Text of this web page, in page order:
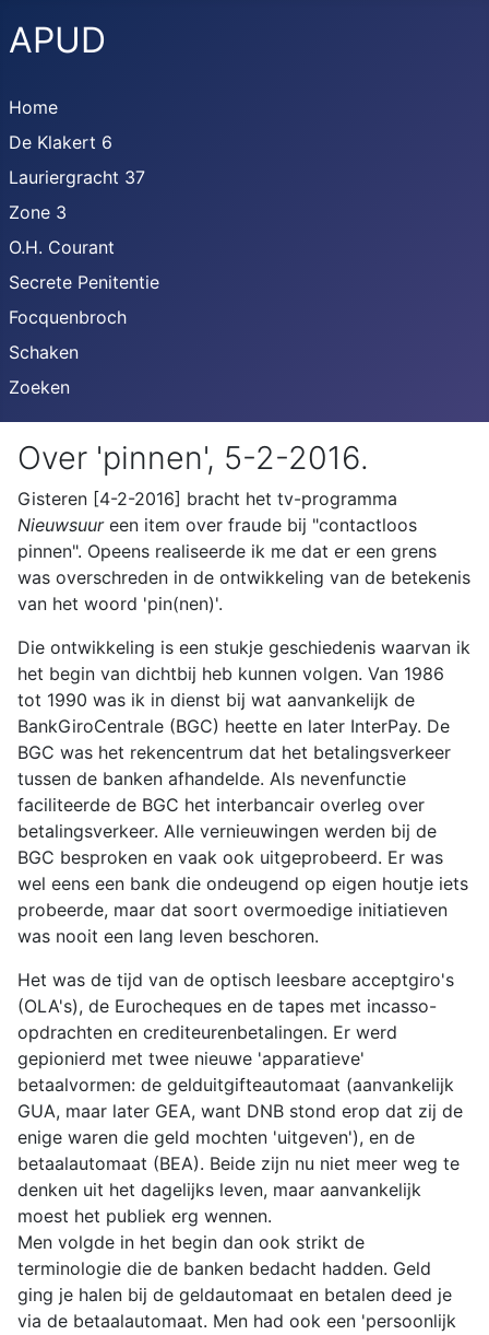
APUD
Home
De Klakert 6
Lauriergracht 37
Zone 3
O.H. Courant
Secrete Penitentie
Focquenbroch
Schaken
Zoeken
Over 'pinnen', 5-2-2016.
Gisteren [4-2-2016] bracht het tv-programma
Nieuwsuureen item over fraude bij "contactloos
pinnen". Opeens realiseerde ik me dat er een grens
was overschreden in de ontwikkeling van de betekenis
van het woord 'pin(nen)'.
Die ontwikkeling is een stukje geschiedenis waarvan ik
het begin van dichtbij heb kunnen volgen. Van 1986
tot 1990 was ik in dienst bij wat aanvankelijk de
BankGiroCentrale (BGC) heette en later InterPay. De
BGC was het rekencentrum dat het betalingsverkeer
tussen de banken afhandelde. Als nevenfunctie
faciliteerde de BGC het interbancair overleg over
betalingsverkeer. Alle vernieuwingen werden bij de
BGC besproken en vaak ook uitgeprobeerd. Er was
wel eens een bank die ondeugend op eigen houtje iets
probeerde, maar dat soort overmoedige initiatieven
was nooit een lang leven beschoren.
Het was de tijd van de optisch leesbare acceptgiro's
(OLA's), de Eurocheques en de tapes met incasso-
opdrachten en crediteurenbetalingen. Er werd
gepionierd met twee nieuwe 'apparatieve'
betaalvormen: de gelduitgifteautomaat (aanvankelijk
GUA, maar later GEA, want DNB stond erop dat zij de
enige waren die geld mochten 'uitgeven'), en de
betaalautomaat (BEA). Beide zijn nu niet meer weg te
denken uit het dagelijks leven, maar aanvankelijk
moest het publiek erg wennen.
Men volgde in het begin dan ook strikt de
terminologie die de banken bedacht hadden. Geld
ging je halen bij de geldautomaat en betalen deed je
via de betaalautomaat. Men had ook een 'persoonlijk